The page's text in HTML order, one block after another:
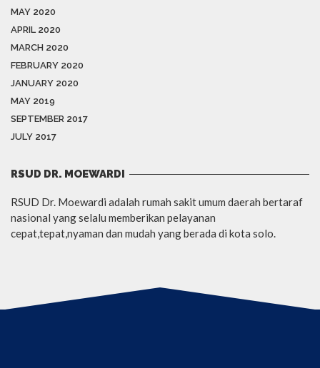
MAY 2020
APRIL 2020
MARCH 2020
FEBRUARY 2020
JANUARY 2020
MAY 2019
SEPTEMBER 2017
JULY 2017
RSUD DR. MOEWARDI
RSUD Dr. Moewardi adalah rumah sakit umum daerah bertaraf
nasional yang selalu memberikan pelayanan
cepat,tepat,nyaman dan mudah yang berada di kota solo.